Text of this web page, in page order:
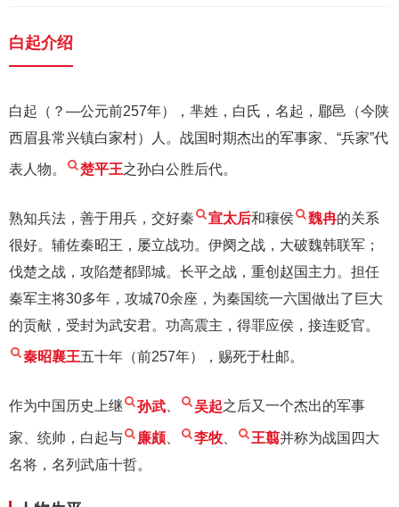
白起介绍
白起（？—公元前257年），芈姓，白氏，名起，郿邑（今陕
西眉县常兴镇白家村）人。战国时期杰出的军事家、“兵家”代
表人物。 楚平王之孙白公胜后代。
熟知兵法，善于用兵，交好秦 宣太后和穰侯 魏冉的关系
很好。辅佐秦昭王，屡立战功。伊阕之战，大破魏韩联军；
伐楚之战，攻陷楚都郢城。长平之战，重创赵国主力。担任
秦军主将30多年，攻城70余座，为秦国统一六国做出了巨大
的贡献，受封为武安君。功高震主，得罪应侯，接连贬官。
秦昭襄王五十年（前257年），赐死于杜邮。
作为中国历史上继 孙武、 吴起之后又一个杰出的军事
家、统帅，白起与 廉颇 李牧、 王翦并称为战国四大
名将，名列武庙十哲。